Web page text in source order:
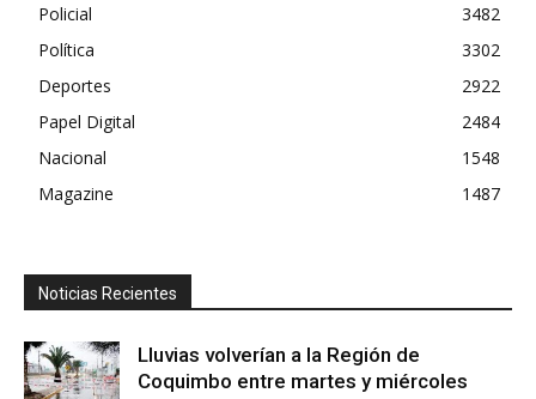
Policial
3482
Política
3302
Deportes
2922
Papel Digital
2484
Nacional
1548
Magazine
1487
Noticias Recientes
Lluvias volverían a la Región de
Coquimbo entre martes y miércoles